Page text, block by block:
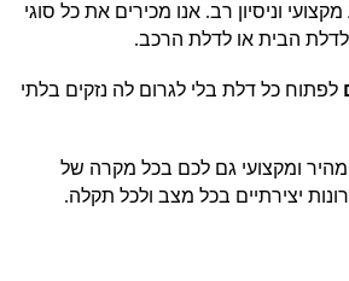
וניסיון רב. אנו מכירים את כל סוגי
לדלת הבית או לדלת הרכב.
לפתוח כל דלת בלי לגרום לה נזקים בלתי
ומקצועי גם לכם בכל מקרה של
יצירתיים בכל מצב ולכל תקלה.